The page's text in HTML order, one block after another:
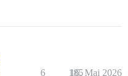
6 185
16. Mai 2026